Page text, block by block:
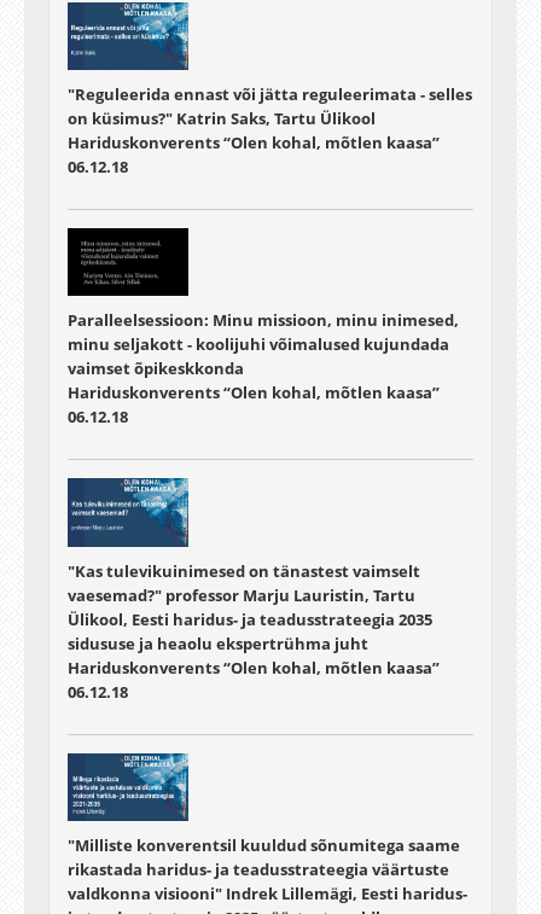
"Reguleerida ennast või jätta reguleerimata - selles
on küsimus?" Katrin Saks, Tartu Ülikool
Hariduskonverents “Olen kohal, mõtlen kaasa”
06.12.18
Paralleelsessioon: Minu missioon, minu inimesed,
minu seljakott - koolijuhi võimalused kujundada
vaimset õpikeskkonda
Hariduskonverents “Olen kohal, mõtlen kaasa”
06.12.18
"Kas tulevikuinimesed on tänastest vaimselt
vaesemad?" professor Marju Lauristin, Tartu
Ülikool, Eesti haridus- ja teadusstrateegia 2035
sidususe ja heaolu ekspertrühma juht
Hariduskonverents “Olen kohal, mõtlen kaasa”
06.12.18
"Milliste konverentsil kuuldud sõnumitega saame
rikastada haridus- ja teadusstrateegia väärtuste
valdkonna visiooni" Indrek Lillemägi, Eesti haridus-